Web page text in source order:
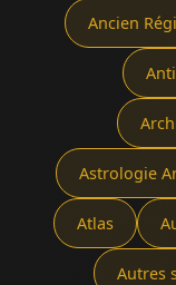
Ancien
Astrologie
Atlas
Autres